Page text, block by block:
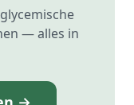
— alles in